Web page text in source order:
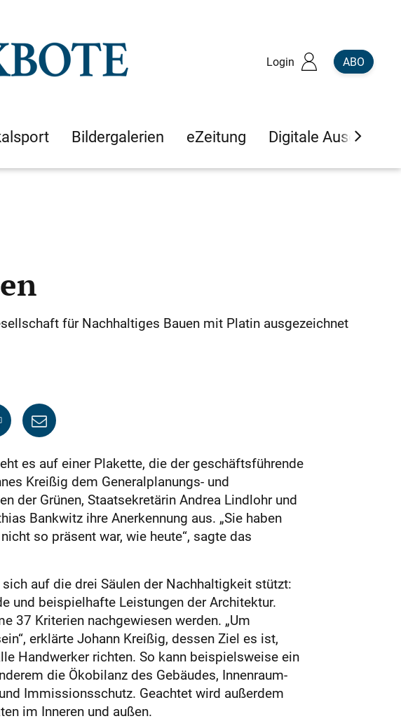
Login ABO
Bildergalerien eZeitung Digitale Ausgaben
für Nachhaltiges Bauen mit Platin ausgezeichnet
es auf einer Plakette, die der geschäftsführende
Kreißig dem Generalplanungs- und
der Grünen, Staatsekretärin Andrea Lindlohr und
Bankwitz ihre Anerkennung aus. „Sie haben
so präsent war, wie heute“, sagte das
auf die drei Säulen der Nachhaltigkeit stützt:
und beispielhafte Leistungen der Architektur.
37 Kriterien nachgewiesen werden. „Um
erklärte Johann Kreißig, dessen Ziel es ist,
Handwerker richten. So kann beispielsweise ein
die Ökobilanz des Gebäudes, Innenraum-
Immissionsschutz. Geachtet wird außerdem
im Inneren und außen.